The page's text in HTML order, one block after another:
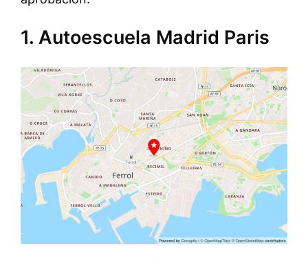
1. Autoescuela Madrid Paris